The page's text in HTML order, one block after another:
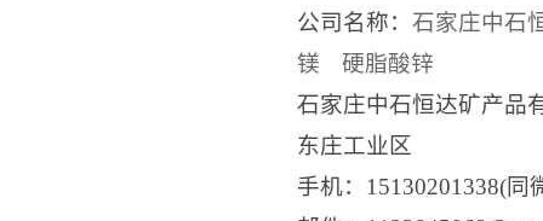
公司名称： 石家庄中石
镁
硬脂酸锌
石家庄中石恒达矿产
东庄工业区
手机：15130201338(